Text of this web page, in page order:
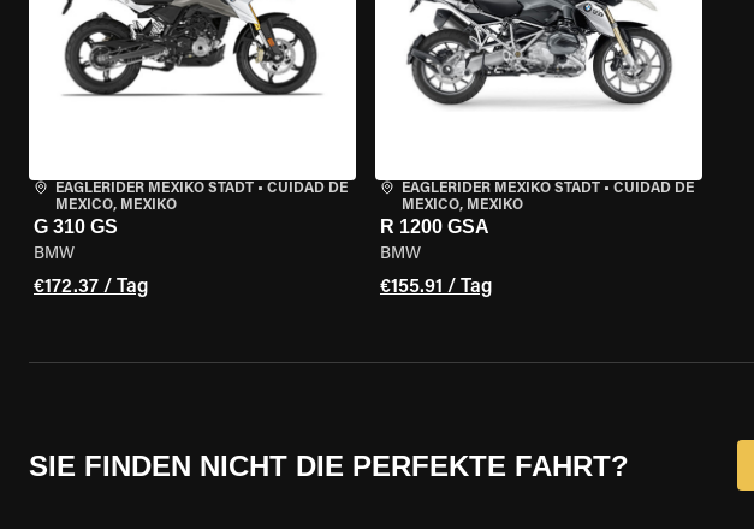
EAGLERIDER MEXIKO STADT • CUIDAD DE
MEXICO, MEXIKO
G 310 GS
BMW
€172.37 / Tag
EAGLERIDER MEXIKO STADT• CUIDAD DE
MEXICO, MEXIKO
R 1200 GSA
BMW
€155.91 / Tag
SIE FINDEN NICHT DIE PERFEKTE FAHRT?